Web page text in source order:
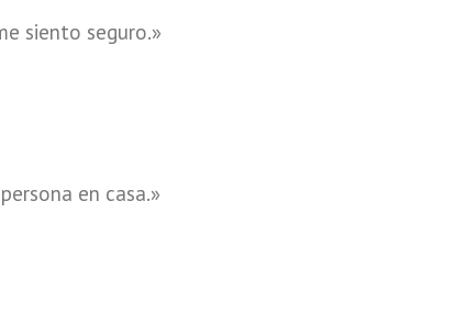
siento seguro.»
en casa.»